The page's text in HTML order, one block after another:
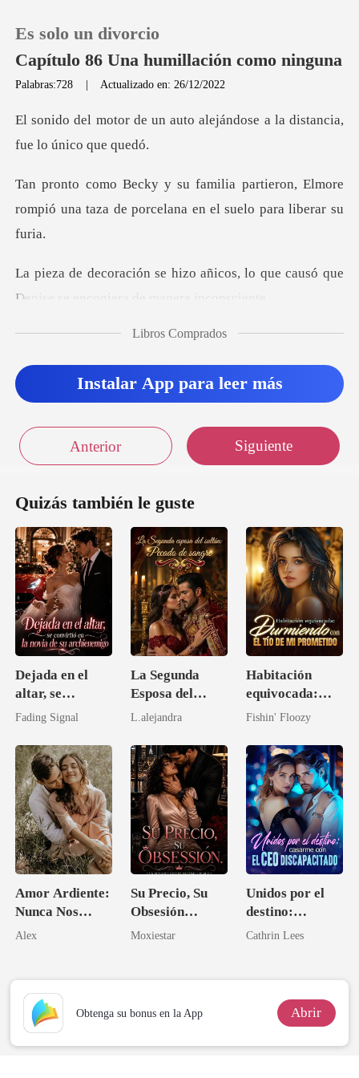
0
Historia
Es solo un divorcio
Capítulo 86 Una humillación como ninguna
Palabras:728 | Actualizado en: 26/12/2022
uto alejándose a la distanc
ieron, Elmore
rompió una taza de porcel
icos, lo que causó que
Denise se
está pasando?
Libros Comprados
Instalar App para leer más
Anterior Siguiente
Quizás también le guste
Dejada en el
altar, se
convirtió en la
archienemigo
Fading Signal
La Segunda
Esposa del
Sultán: Pecado
L.alejandra
Habitación
equivocada:
Durmiendo con
prometido
Fishin' Floozy
Amor Ardiente:
Nunca Nos
Separaremos
Alex
Su Precio, Su
Obsesión
(Romance
/ Romance
Moxiestar
Unidos por el
destino:
casarme con el
Cathrin Lees
Obtenga su bonus en la App Abrir